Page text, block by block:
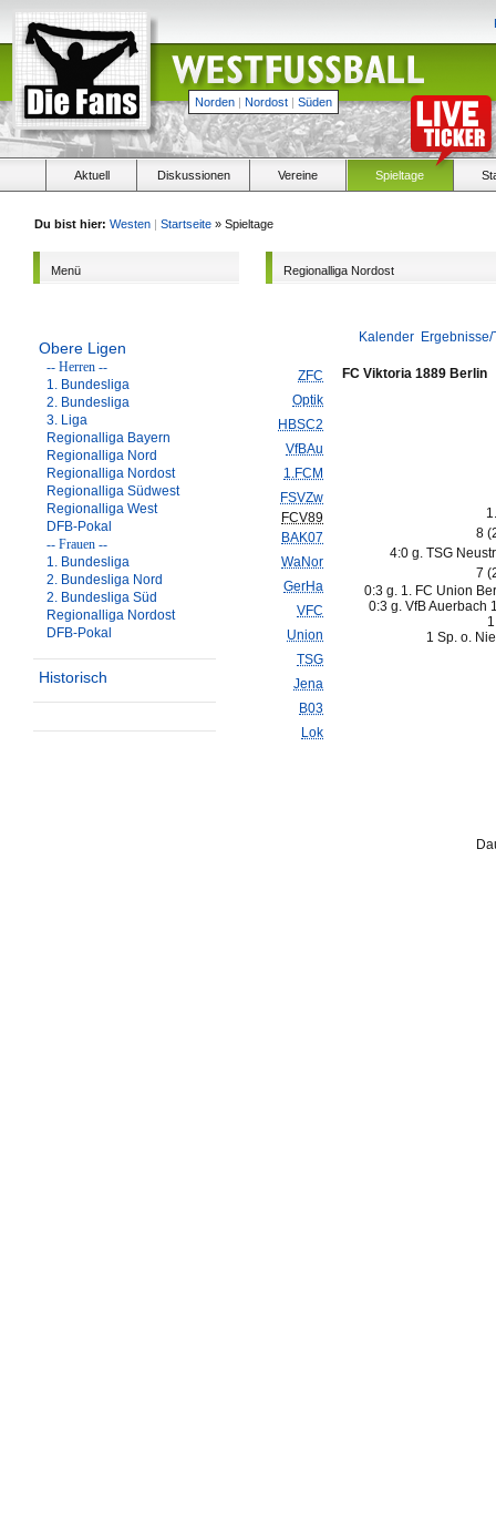
Norden | Nordost | Süden
Aktuell Diskussionen Vereine Spieltage
Du bist hier: Westen | Startseite » Spieltage
Menü
Obere Ligen
-- Herren --
1. Bundesliga
2. Bundesliga
3. Liga
Regionalliga Bayern
Regionalliga Nord
Regionalliga Nordost
Regionalliga Südwest
Regionalliga West
DFB-Pokal
-- Frauen --
1. Bundesliga
2. Bundesliga Nord
2. Bundesliga Süd
Regionalliga Nordost
DFB-Pokal
Historisch
Regionalliga Nordost
Kalender
ZFC
Optik
HBSC2
VfBAu
1.FCM
FSVZw
FCV89
BAK07
WaNor
GerHa
VFC
Union
TSG
Jena
B03
Lok
FC Viktoria 1889 Berlin
8
4:0 g. TSG
7
0:3 g. 1. FC Union
0:3 g. VfB Auerbach
1 Sp. o.